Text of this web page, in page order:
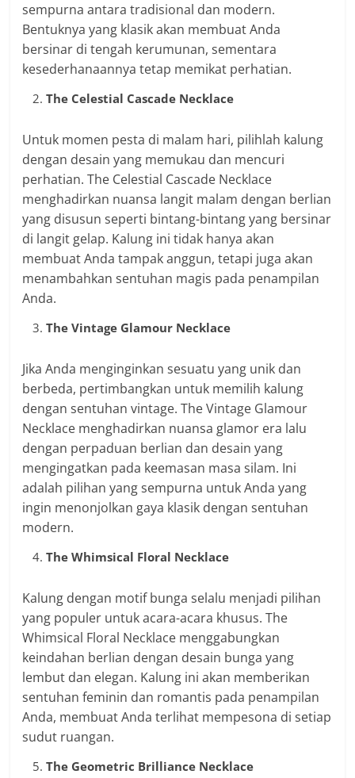
sempurna antara tradisional dan modern.
Bentuknya yang klasik akan membuat Anda
bersinar di tengah kerumunan, sementara
kesederhanaannya tetap memikat perhatian.
The Celestial Cascade Necklace
Untuk momen pesta di malam hari, pilihlah kalung
dengan desain yang memukau dan mencuri
perhatian. The Celestial Cascade Necklace
menghadirkan nuansa langit malam dengan berlian
yang disusun seperti bintang-bintang yang bersinar
di langit gelap. Kalung ini tidak hanya akan
membuat Anda tampak anggun, tetapi juga akan
menambahkan sentuhan magis pada penampilan
Anda.
The Vintage Glamour Necklace
Jika Anda menginginkan sesuatu yang unik dan
berbeda, pertimbangkan untuk memilih kalung
dengan sentuhan vintage. The Vintage Glamour
Necklace menghadirkan nuansa glamor era lalu
dengan perpaduan berlian dan desain yang
mengingatkan pada keemasan masa silam. Ini
adalah pilihan yang sempurna untuk Anda yang
ingin menonjolkan gaya klasik dengan sentuhan
modern.
The Whimsical Floral Necklace
Kalung dengan motif bunga selalu menjadi pilihan
yang populer untuk acara-acara khusus. The
Whimsical Floral Necklace menggabungkan
keindahan berlian dengan desain bunga yang
lembut dan elegan. Kalung ini akan memberikan
sentuhan feminin dan romantis pada penampilan
Anda, membuat Anda terlihat mempesona di setiap
sudut ruangan.
The Geometric Brilliance Necklace